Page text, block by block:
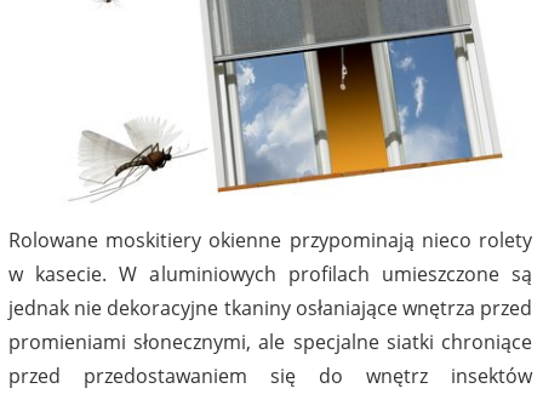
Rolowane moskitiery okienne przypominają nieco rolety
w kasecie. W aluminiowych profilach umieszczone są
jednak nie dekoracyjne tkaniny osłaniające wnętrza przed
promieniami słonecznymi, ale specjalne siatki chroniące
przed przedostawaniem się do wnętrz insektów